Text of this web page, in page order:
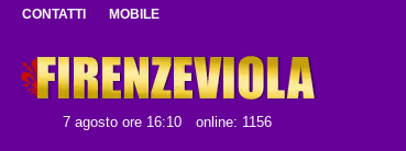
CONTATTI MOBILE
7 agosto ore 16:10 online: 1156